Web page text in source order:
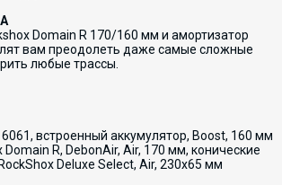
Domain R 170/160 мм и амортизатор
вам преодолеть даже самые сложные
любые трассы.
встроенный аккумулятор, Boost, 160 мм
R, DebonAir, Air, 170 мм, конические
Deluxe Select, Air, 230x65 мм